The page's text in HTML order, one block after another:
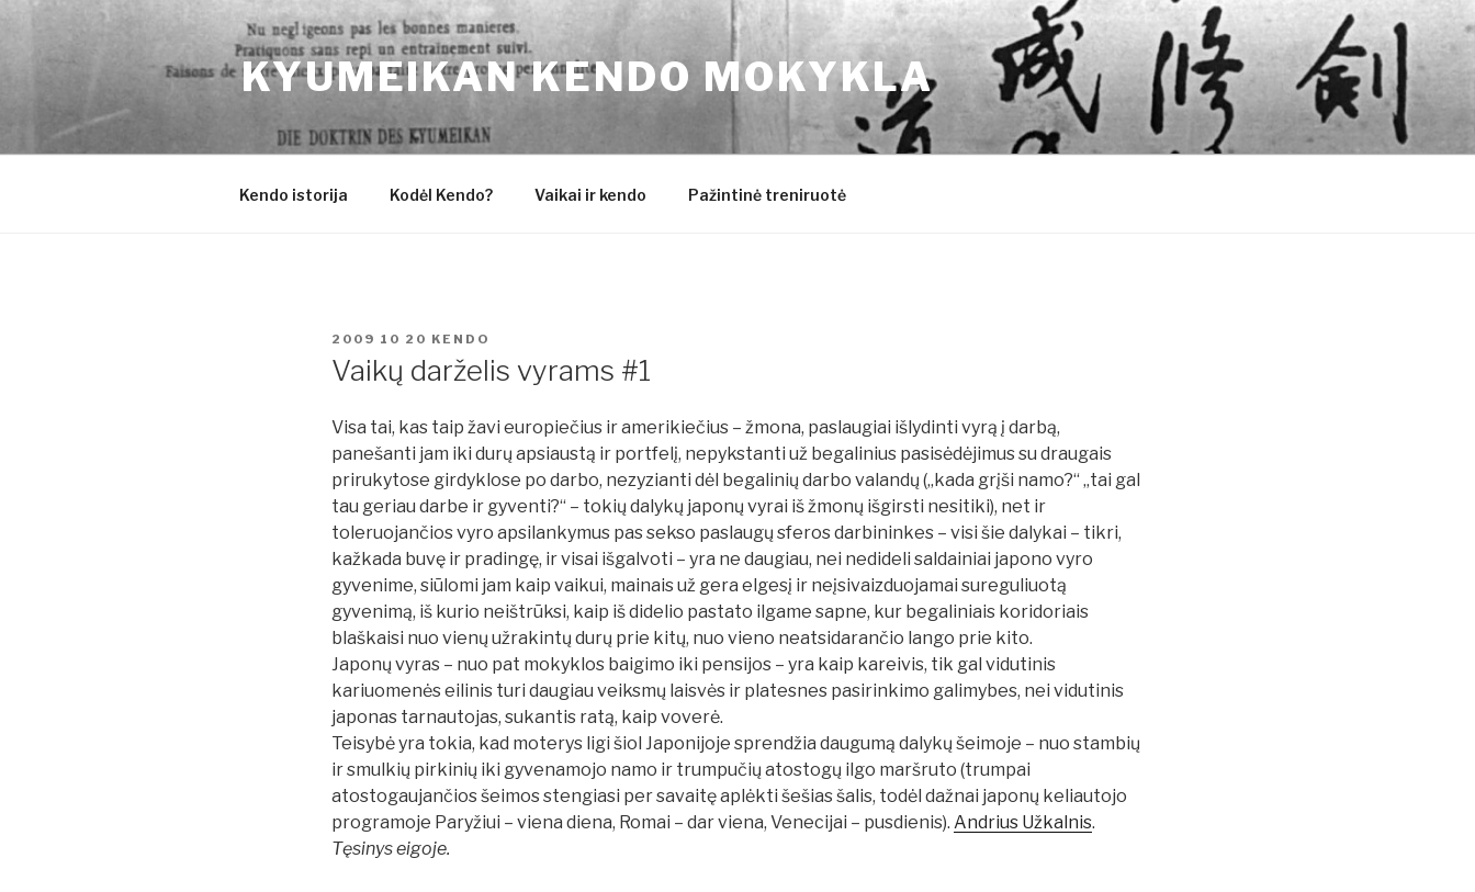
KYUMEIKAN KENDO MOKYKLA
Kendo istorija Kodėl Kendo? Vaikai ir kendo Pažintinė treniruotė
PASKELBTA
2009 10 20 KENDO
Vaikų darželis vyrams #1
Visa tai, kas taip žavi europiečius ir amerikiečius – žmona, paslaugiai išlydinti vyrą į darbą,
panešanti jam iki durų apsiaustą ir portfelį, nepykstanti už begalinius pasisėdėjimus su draugais
prirukytose girdyklose po darbo, nezyzianti dėl begalinių darbo valandų („kada grįši namo?“ „tai gal
tau geriau darbe ir gyventi?“ – tokių dalykų japonų vyrai iš žmonų išgirsti nesitiki), net ir
toleruojančios vyro apsilankymus pas sekso paslaugų sferos darbininkes – visi šie dalykai – tikri,
kažkada buvę ir pradingę, ir visai išgalvoti – yra ne daugiau, nei nedideli saldainiai japono vyro
gyvenime, siūlomi jam kaip vaikui, mainais už gera elgesį ir neįsivaizduojamai sureguliuotą
gyvenimą, iš kurio neištrūksi, kaip iš didelio pastato ilgame sapne, kur begaliniais koridoriais
blaškaisi nuo vienų užrakintų durų prie kitų, nuo vieno neatsidarančio lango prie kito.
Japonų vyras – nuo pat mokyklos baigimo iki pensijos – yra kaip kareivis, tik gal vidutinis
kariuomenės eilinis turi daugiau veiksmų laisvės ir platesnes pasirinkimo galimybes, nei vidutinis
japonas tarnautojas, sukantis ratą, kaip voverė.
Teisybė yra tokia, kad moterys ligi šiol Japonijoje sprendžia daugumą dalykų šeimoje – nuo stambių
ir smulkių pirkinių iki gyvenamojo namo ir trumpučių atostogų ilgo maršruto (trumpai
atostogaujančios šeimos stengiasi per savaitę aplėkti šešias šalis, todėl dažnai japonų keliautojo
programoje Paryžiui – viena diena, Romai – dar viena, Venecijai – pusdienis). Andrius Užkalnis.
Tęsinys eigoje.